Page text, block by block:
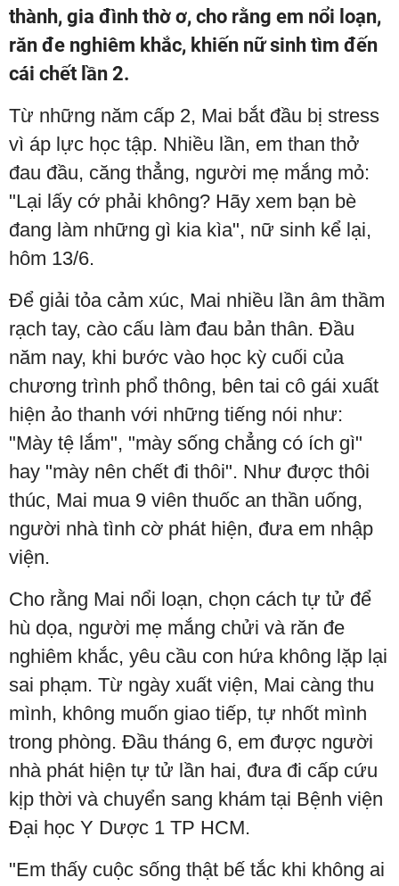
thành, gia đình thờ ơ, cho rằng em nổi loạn,
răn đe nghiêm khắc, khiến nữ sinh tìm đến
cái chết lần 2.
Từ những năm cấp 2, Mai bắt đầu bị stress
vì áp lực học tập. Nhiều lần, em than thở
đau đầu, căng thẳng, người mẹ mắng mỏ:
"Lại lấy cớ phải không? Hãy xem bạn bè
đang làm những gì kia kìa", nữ sinh kể lại,
hôm 13/6.
Để giải tỏa cảm xúc, Mai nhiều lần âm thầm
rạch tay, cào cấu làm đau bản thân. Đầu
năm nay, khi bước vào học kỳ cuối của
chương trình phổ thông, bên tai cô gái xuất
hiện ảo thanh với những tiếng nói như:
"Mày tệ lắm", "mày sống chẳng có ích gì"
hay "mày nên chết đi thôi". Như được thôi
thúc, Mai mua 9 viên thuốc an thần uống,
người nhà tình cờ phát hiện, đưa em nhập
viện.
Cho rằng Mai nổi loạn, chọn cách tự tử để
hù dọa, người mẹ mắng chửi và răn đe
nghiêm khắc, yêu cầu con hứa không lặp lại
sai phạm. Từ ngày xuất viện, Mai càng thu
mình, không muốn giao tiếp, tự nhốt mình
trong phòng. Đầu tháng 6, em được người
nhà phát hiện tự tử lần hai, đưa đi cấp cứu
kịp thời và chuyển sang khám tại Bệnh viện
Đại học Y Dược 1 TP HCM.
"Em thấy cuộc sống thật bế tắc khi không ai